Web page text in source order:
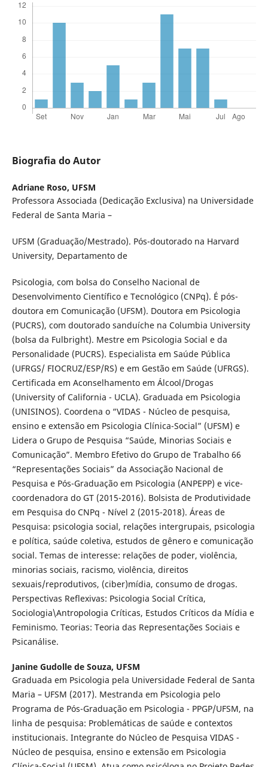
Biografia do Autor
Adriane Roso, UFSM
Professora Associada (Dedicação Exclusiva) na Universidade
Federal de Santa Maria –
UFSM (Graduação/Mestrado). Pós-doutorado na Harvard
University, Departamento de
Psicologia, com bolsa do Conselho Nacional de
Desenvolvimento Científico e Tecnológico (CNPq). É pós-
doutora em Comunicação (UFSM). Doutora em Psicologia
(PUCRS), com doutorado sanduíche na Columbia University
(bolsa da Fulbright). Mestre em Psicologia Social e da
Personalidade (PUCRS). Especialista em Saúde Pública
(UFRGS/ FIOCRUZ/ESP/RS) e em Gestão em Saúde (UFRGS).
Certificada em Aconselhamento em Álcool/Drogas
(University of California - UCLA). Graduada em Psicologia
(UNISINOS). Coordena o “VIDAS - Núcleo de pesquisa,
ensino e extensão em Psicologia Clínica-Social” (UFSM) e
Lidera o Grupo de Pesquisa “Saúde, Minorias Sociais e
Comunicação”. Membro Efetivo do Grupo de Trabalho 66
“Representações Sociais” da Associação Nacional de
Pesquisa e Pós-Graduação em Psicologia (ANPEPP) e vice-
coordenadora do GT (2015-2016). Bolsista de Produtividade
em Pesquisa do CNPq - Nível 2 (2015-2018). Áreas de
Pesquisa: psicologia social, relações intergrupais, psicologia
e política, saúde coletiva, estudos de gênero e comunicação
social. Temas de interesse: relações de poder, violência,
minorias sociais, racismo, violência, direitos
sexuais/reprodutivos, (ciber)mídia, consumo de drogas.
Perspectivas Reflexivas: Psicologia Social Crítica,
Sociologia\Antropologia Críticas, Estudos Críticos da Mídia e
Feminismo. Teorias: Teoria das Representações Sociais e
Psicanálise.
Janine Gudolle de Souza, UFSM
Graduada em Psicologia pela Universidade Federal de Santa
Maria – UFSM (2017). Mestranda em Psicologia pelo
Programa de Pós-Graduação em Psicologia - PPGP/UFSM, na
linha de pesquisa: Problemáticas de saúde e contextos
institucionais. Integrante do Núcleo de Pesquisa VIDAS -
Núcleo de pesquisa, ensino e extensão em Psicologia